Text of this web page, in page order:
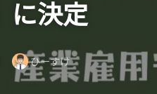
に決定
ひーすけ